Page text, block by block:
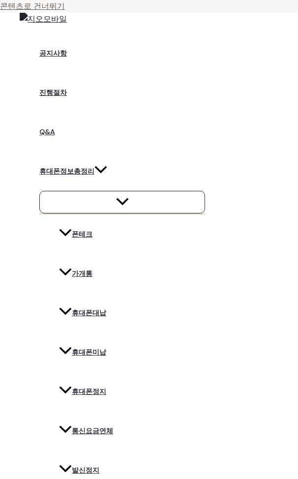
콘텐츠로 건너뛰기
공지사항
진행절차
Q&A
휴대폰정보총정리
폰테크
가개통
휴대폰대납
휴대폰미납
휴대폰정지
통신요금연체
발신정지